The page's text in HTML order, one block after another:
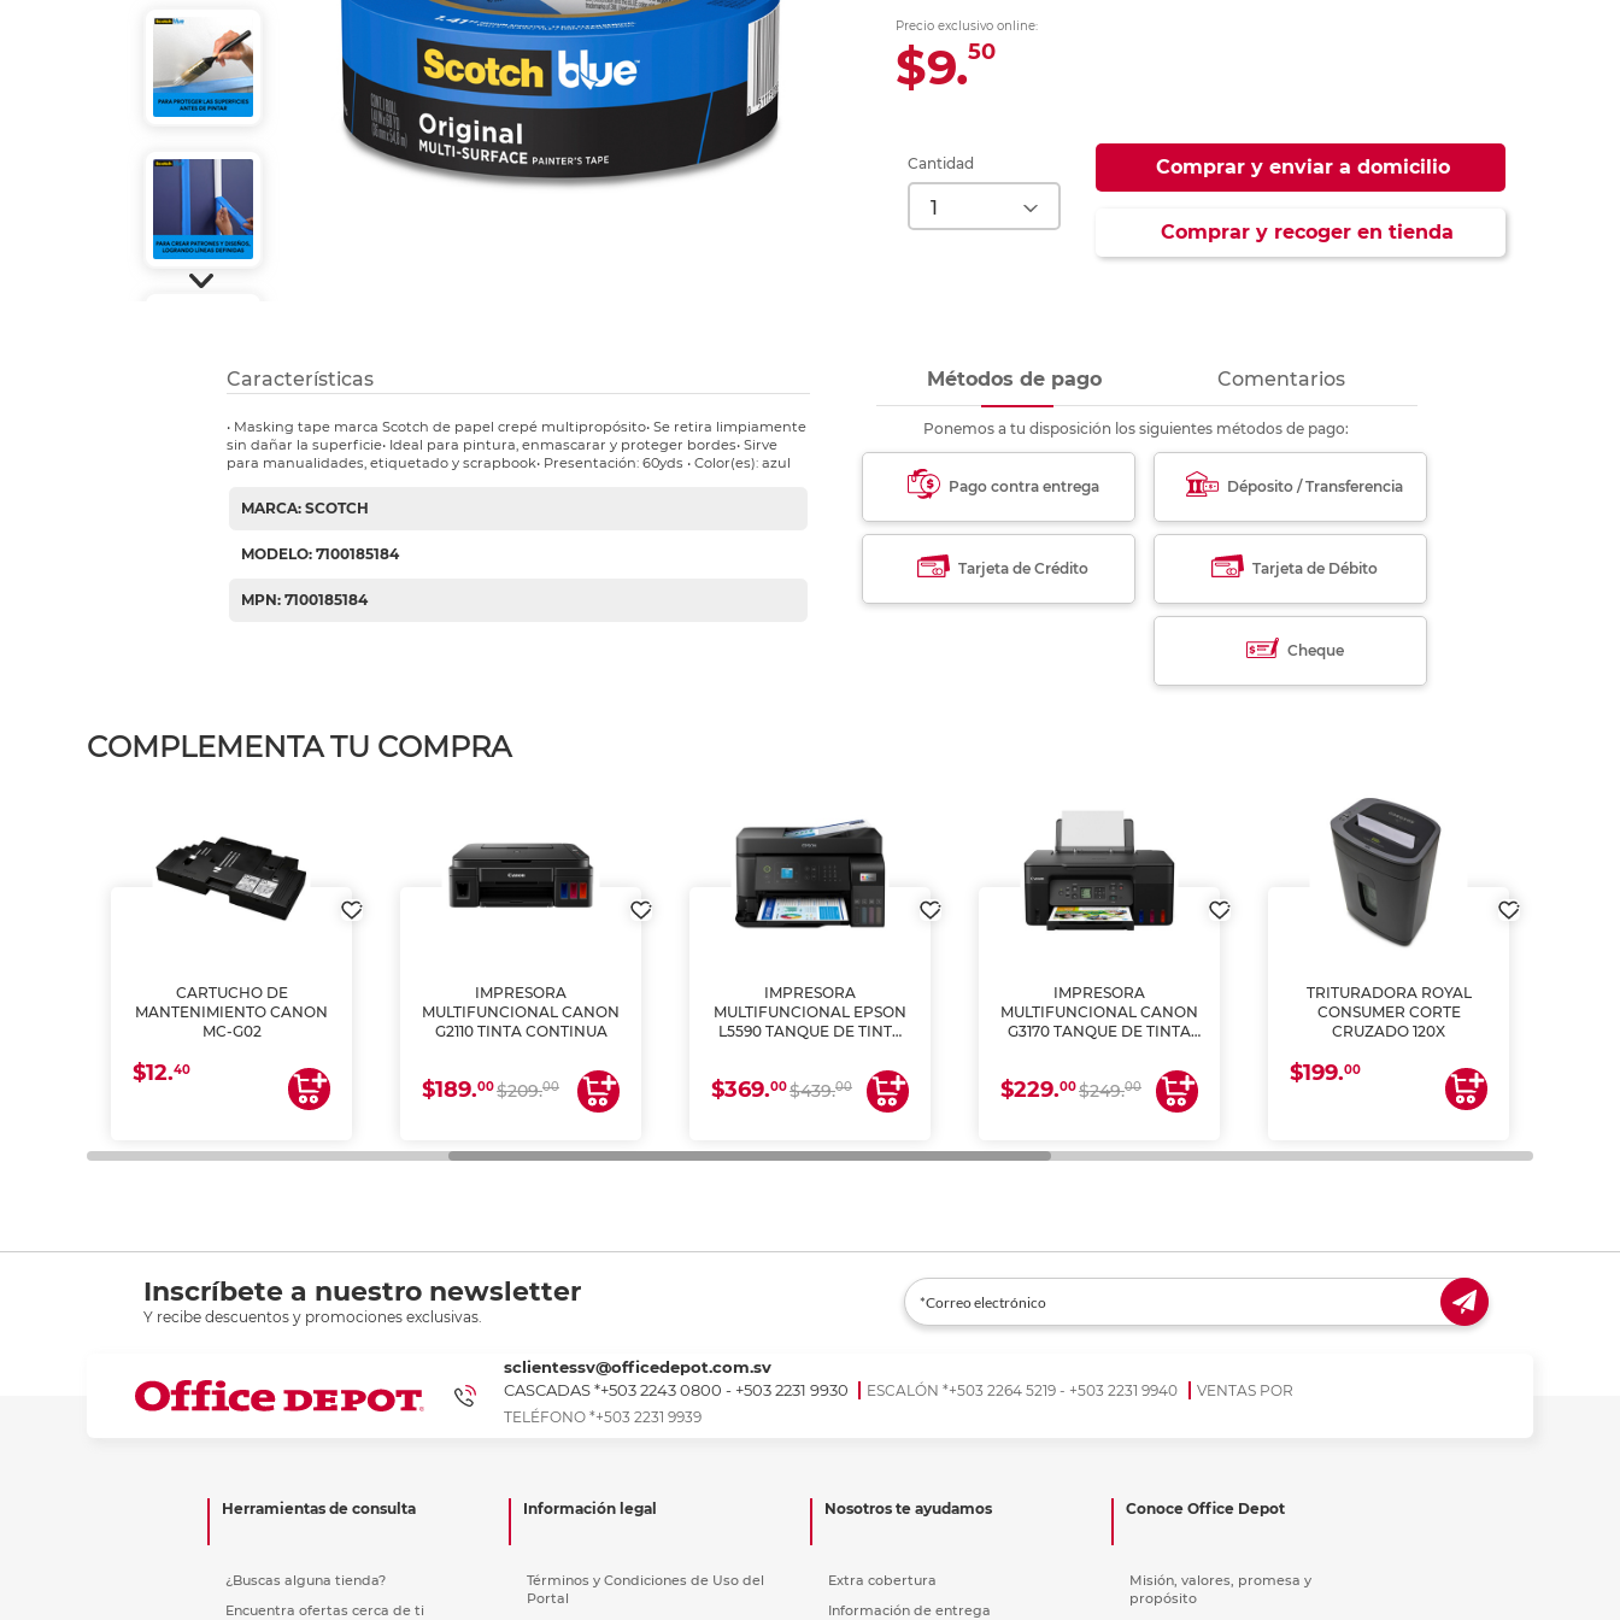
Ver más
Refuerzos para carpeta
Ver más
Ver más
Precio exclusivo online:
$9.50
Cantidad Comprar y enviar a domicilio
Comprar y recoger en tienda
Características
• Masking tape marca Scotch de papel crepé multipropósito• Se retira limpiamente
sin dañar la superficie• Ideal para pintura, enmascarar y proteger bordes• Sirve
para manualidades, etiquetado y scrapbook• Presentación: 60yds • Color(es): azul
MARCA: SCOTCH
MODELO: 7100185184
MPN: 7100185184
Métodos de pago Comentarios
Ponemos a tu disposición los siguientes métodos de pago:
Pago contra entrega Déposito / Transferencia
Tarjeta de Crédito Tarjeta de Débito
Cheque
COMPLEMENTA TU COMPRA
CARTUCHO DE
MANTENIMIENTO CANON
MC-G02
$12.40
IMPRESORA
MULTIFUNCIONAL CANON
G2110 TINTA CONTINUA
$189.00$209.00
IMPRESORA
MULTIFUNCIONAL EPSON
L5590 TANQUE DE TINTA
$369.00$439.00
IMPRESORA
MULTIFUNCIONAL CANON
G3170 TANQUE DE TINTA
$229.00$249.00
TRITURADORA ROYAL
CONSUMER CORTE
CRUZADO 120X
$199.00
Inscríbete a nuestro newsletter
Y recibe descuentos y promociones exclusivas.
sclientessv@officedepot.com.sv
CASCADAS *+503 2243 0800 - +503 2231 9930
ESCALÓN *+503 2264 5219 - +503 2231 9940
VENTAS POR
TELÉFONO *+503 2231 9939
Herramientas de consulta
¿Buscas alguna tienda?
Encuentra ofertas cerca de ti
Información legal
Términos y Condiciones de Uso del
Portal
Nosotros te ayudamos
Extra cobertura
Información de entrega
Conoce Office Depot
Misión, valores, promesa y
propósito